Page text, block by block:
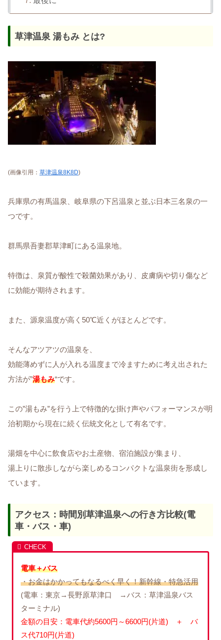
草津温泉 湯もみ とは?
(画像引用： 草津温泉8K8D)
兵庫県の有馬温泉、岐阜県の下呂温泉と並ぶ日本三名泉の一
つです。
群馬県吾妻郡草津町にある温泉地。
特徴は、泉質が酸性で殺菌効果があり、皮膚病や切り傷など
に効能が期待されます。
また、源泉温度が高く50℃近くがほとんどです。
そんなアツアツの温泉を、
効能薄めずに人が入れる温度まで冷ますために考え出された
方法が”湯もみ“です。
この”湯もみ”を行う上で特徴的な掛け声やパフォーマンスが明
治初期から現在に続く伝統文化として有名です。
湯畑を中心に飲食店やお土産物、宿泊施設が集まり、
湯上りに散歩しながら楽しめるコンパクトな温泉街を形成し
ています。
アクセス：時間別草津温泉への行き方比較(電
車・バス・車)
電車＋バス
・お金はかかってもなるべく早く！新幹線・特急活用
(電車：東京→長野原草津口 →バス：草津温泉バス
ターミナル)
金額の目安：電車代約5600円～6600円(片道) ＋ バ
ス代710円(片道)